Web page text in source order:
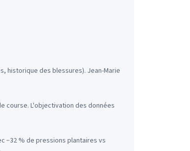
historique des blessures). Jean-Marie
course. L'objectivation des données
−32 % de pressions plantaires vs